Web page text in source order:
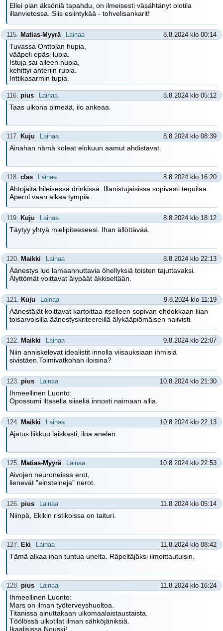
Ellei pian äksöniä tapahdu, on ilmeisesti väsähtänyt olotila
illanvietossa. Siis esiintykää - tohvelisankarit!
115. Matias-Myyrä Lainaa 8.8.2024 klo 00:14
Tuvassa Onttolan hupia,
vääpeli epäsi lupia.
Istuja sai alleen nupia,
kehittyi ahteriin rupia.
Inttikasarmin tupia.
116. pius Lainaa 8.8.2024 klo 05:12
Taas ulkona pimeää, ilo ankeaa.
117. Kuju Lainaa 8.8.2024 klo 08:39
Ainahan nämä koleat elokuun aamut ahdistavat.
118. clas Lainaa 8.8.2024 klo 16:20
Ahtojäitä hileisessä drinkissä. Illanistujaisissa sopivasti tequilaa.
Aperol vaan alkaa tympiä.
119. Kuju Lainaa 8.8.2024 klo 18:12
Täytyy yhtyä mielipiteeseesi. Ihan ällöttävää.
120. Maikki Lainaa 8.8.2024 klo 22:13
Äänestys luo lamaannuttavia öhellyksiä toisten tajuttavaksi.
Älyttömät voittavat älypäät äkkiseltään.
121. Kuju Lainaa 9.8.2024 klo 11:19
Äänestäjät koittavat kartoittaa itselleen sopivan ehdokkaan liian
toisarvoisilla äänestyskriteereillä älykääpiömäisen naiivisti.
122. Maikki Lainaa 9.8.2024 klo 22:07
Niin anniskelevat idealistit innolla viisauksiaan ihmisiä
sivistäen.Toimivatkohan iloisina?
123. pius Lainaa 10.8.2024 klo 21:30
Ihmeellinen Luonto:
Opossumi iltasella siiseliä innosti naimaan allia.
124. Maikki Lainaa 10.8.2024 klo 22:13
Ajatus liikkuu laiskasti, iloa anelen.
125. Matias-Myyrä Lainaa 10.8.2024 klo 22:53
Aivojen neuroneissa erot,
lienevät "einsteineja" nerot.
126. pius Lainaa 11.8.2024 klo 05:14
Niinpä, Ekikin ristikoissa on taituri.
127. Eki Lainaa 11.8.2024 klo 08:42
Tämä alkaa ihan tuntua unelta. Räpeltäjäksi ilmoittautuisin.
128. pius Lainaa 11.8.2024 klo 16:24
Ihmeellinen Luonto:
Mars on ilman työterveyshuoltoa.
Titanissa ainuttakaan ulkomaalaistaustaista.
Töölössä ulkotilat ilman sähköjäniksiä.
Ikaalisissa Nouski!